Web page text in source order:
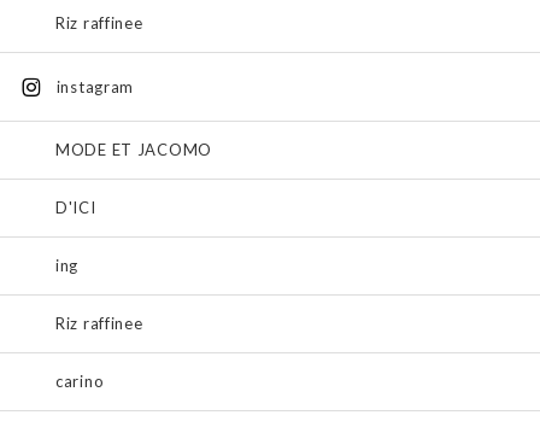
Riz raffinee
instagram
MODE ET JACOMO
D'ICI
ing
Riz raffinee
carino